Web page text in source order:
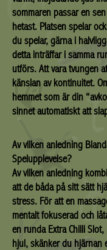
sommaren passar en
hetast. Platsen spelar
du spelar, gärna i
detta inträffar i samma
utförs. Att vara tvungen
känslan av kontinuitet.
hemmet som är din
sinnet automatiskt att
Av vilken anledning
Spelupplevelse?
Av vilken anledning
att de båda på sitt sätt
stress. För att en
mentalt fokuserad och
en runda Extra Chilli
hjul, skänker du hjärnan